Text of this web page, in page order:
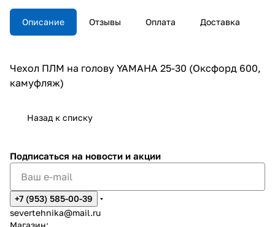
Описание Отзывы Оплата Доставка
Чехол ПЛМ на голову YAMAHA 25-30 (Оксфорд 600,
камуфляж)
Назад к списку
Подписаться на новости и акции
+7 (953) 585-00-39
severtehnika@mail.ru
Магазин: